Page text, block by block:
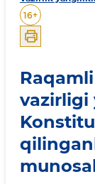
16+
vazirligi